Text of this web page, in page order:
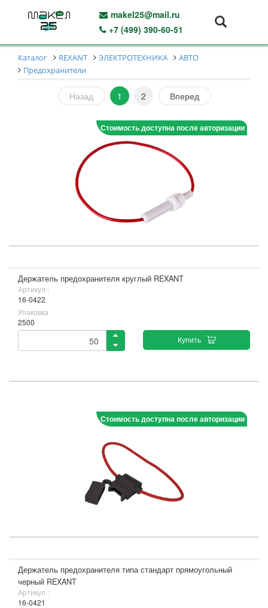
makel25@mail.ru
+7 (499) 390-60-51
Каталог REXANT ЭЛЕКТРОТЕХНИКА
АВТО
Предохранители
Назад 1 2 Вперед
Стоимость доступна после авторизации
Держатель предохранителя круглый REXANT
Артикул :
16-0422
Упаковка
2500
Купить
Стоимость доступна после авторизации
Держатель предохранителя типа стандарт прямоугольный
черный REXANT
Артикул :
16-0421